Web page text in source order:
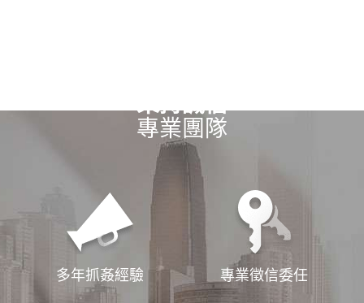
秉持誠信
專業團隊
多年抓姦經驗 專業徵信委任